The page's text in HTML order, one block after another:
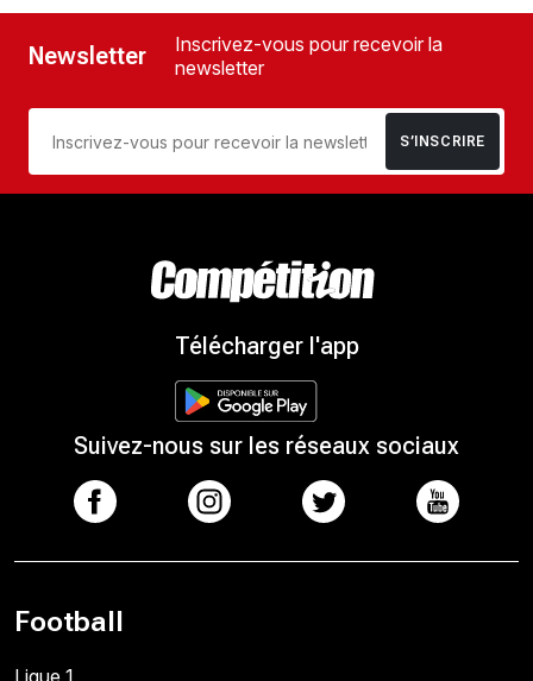
Newsletter
Inscrivez-vous pour recevoir la
newsletter
S’INSCRIRE
Télécharger l'app
Suivez-nous sur les réseaux sociaux
Football